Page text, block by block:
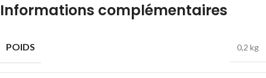
Informations complémentaires
POIDS 0,2 kg